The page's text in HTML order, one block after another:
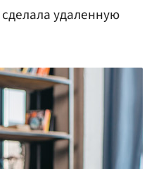
удаленную